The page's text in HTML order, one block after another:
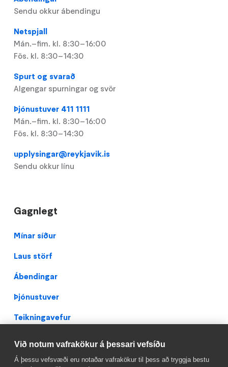
Sendu okkur ábendingu
Netspjall
Mán.–fim. kl. 8:30–16:00
Fös. kl. 8:30–14:30
Spurt og svarað
Algengar spurningar og svör
Þjónustuver 411 1111
Mán.–fim. kl. 8:30–16:00
Fös. kl. 8:30–14:30
upplysingar@reykjavik.is
Sendu okkur línu
Gagnlegt
Footer
Mínar síður
Laus störf
Ábendingar
Þjónustuver
Teikningavefur
Facebook
Við notum vafrakökur á þessari vefsíðu
Á þessu vefsvæði eru notaðar vafrakökur til þess að tryggja bestu